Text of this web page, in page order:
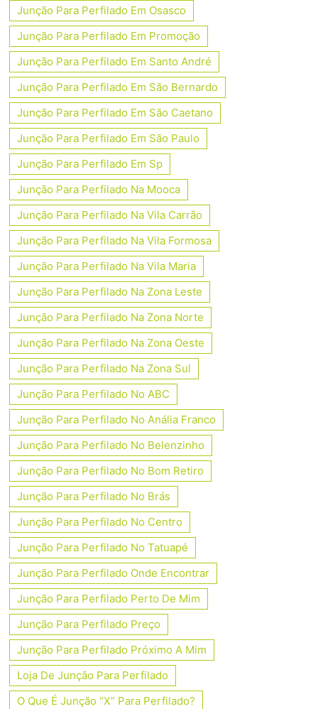
Junção Para Perfilado Em Osasco
Junção Para Perfilado Em Promoção
Junção Para Perfilado Em Santo André
Junção Para Perfilado Em São Bernardo
Junção Para Perfilado Em São Caetano
Junção Para Perfilado Em São Paulo
Junção Para Perfilado Em Sp
Junção Para Perfilado Na Mooca
Junção Para Perfilado Na Vila Carrão
Junção Para Perfilado Na Vila Formosa
Junção Para Perfilado Na Vila Maria
Junção Para Perfilado Na Zona Leste
Junção Para Perfilado Na Zona Norte
Junção Para Perfilado Na Zona Oeste
Junção Para Perfilado Na Zona Sul
Junção Para Perfilado No ABC
Junção Para Perfilado No Anália Franco
Junção Para Perfilado No Belenzinho
Junção Para Perfilado No Bom Retiro
Junção Para Perfilado No Brás
Junção Para Perfilado No Centro
Junção Para Perfilado No Tatuapé
Junção Para Perfilado Onde Encontrar
Junção Para Perfilado Perto De Mim
Junção Para Perfilado Preço
Junção Para Perfilado Próximo A Mim
Loja De Junção Para Perfilado
O Que É Junção “X” Para Perfilado?